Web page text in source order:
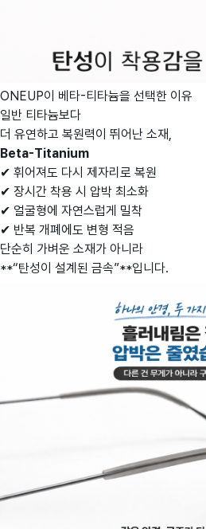
ONEUP이 베타-티타늄을 선택한 이유
일반 티타늄보다
더 유연하고 복원력이 뛰어난 소재,
Beta-Titanium
✔ 휘어져도 다시 제자리로 복원
✔ 장시간 착용 시 압박 최소화
✔ 얼굴형에 자연스럽게 밀착
✔ 반복 개폐에도 변형 적음
단순히 가벼운 소재가 아니라
**“탄성이 설계된 금속”**입니다.